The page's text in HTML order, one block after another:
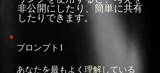
非公開にしたり、簡単に共有
したりできます。
プロンプト1
あなたを最もよく理解している